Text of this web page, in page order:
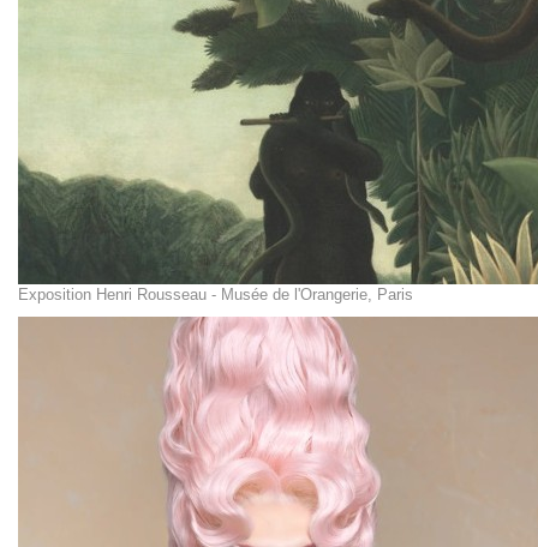
Exposition Henri Rousseau - Musée de l'Orangerie, Paris